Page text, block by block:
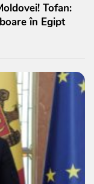
Tofan:
în Egipt